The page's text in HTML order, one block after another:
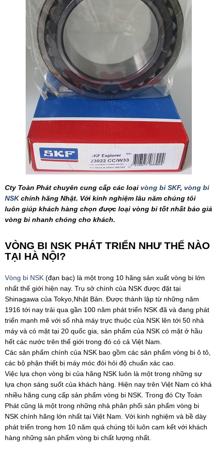
Cty Toàn Phát chuyên cung cấp các loại vòng bi SKF, vòng bi
NSKchính hãng Nhật. Với kinh nghiệm lâu năm chúng tôi
luôn giúp khách hàng chọn được loại vòng bi tốt nhất báo giá
vòng bi nhanh chóng cho khách.
VÒNG BI NSK PHÁT TRIỂN NHƯ THẾ NÀO
TẠI HÀ NỘI?
Vòng bi NSK (đạn bạc) là một trong 10 hãng sản xuất vòng bi lớn
nhất thế giới hiện nay. Trụ sở chính của NSK được đặt tại
Shinagawa của Tokyo,Nhật Bản. Được thành lập từ những năm
1916 tới nay trải qua gần 100 năm phát triển NSK đã và đang phát
triển mạnh mẽ với số nhà máy trực thuộc của NSK lên tới 50 nhà
máy và có mặt tại 20 quốc gia, sản phẩm của NSK có mặt ở hầu
hết các nước trên thế giới trong đó có cả Việt Nam.
Các sản phẩm chính của NSK bao gồm các sản phẩm vòng bi ô tô,
các bộ phận thiết bị máy móc đòi hỏi độ chuẩn xác cao.
Việc lựa chọn vòng bi của hãng NSK luôn là một trong những sự
lựa chọn sáng suốt của khách hàng. Hiện nay trên Việt Nam có khá
nhiều hãng cung cấp sản phẩm vòng bi NSK. Trong đó Cty Toàn
Phát cũng là một trong những nhà phân phối sản phẩm vòng bi
NSK chính hãng lớn nhất tại Việt Nam. Với kinh nghiệm và bề dày
phát triển trong hơn 10 năm quá chúng tôi luôn cam kết với khách
hàng những sản phẩm vòng bi chất lượng nhất.